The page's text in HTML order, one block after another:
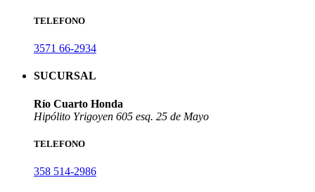
TELEFONO
3571 66-2934
SUCURSAL
Río Cuarto Honda
Hipólito Yrigoyen 605 esq. 25 de Mayo
TELEFONO
358 514-2986